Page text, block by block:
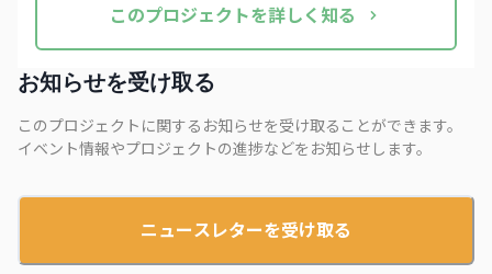
このプロジェクトを詳しく知る
お知らせを受け取る
このプロジェクトに関するお知らせを受け取ることができます。
イベント情報やプロジェクトの進捗などをお知らせします。
ニュースレターを受け取る